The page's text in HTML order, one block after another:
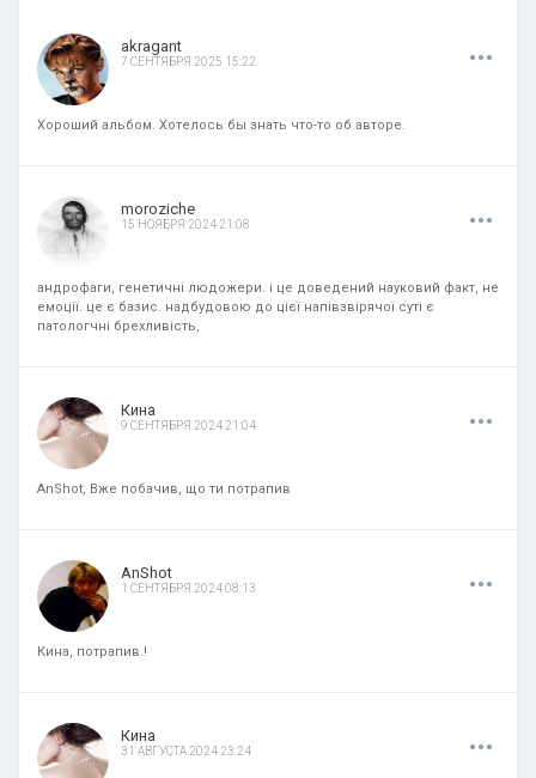
akragant
7 СЕНТЯБРЯ 2025 15:22 ...
Хороший альбом. Хотелось бы знать что-то об авторе.
moroziche
15 НОЯБРЯ 2024 21:08 ...
андрофаги, генетичні людожери. і це доведений науковий факт, не
емоції. це є базис. надбудовою до цієї напівзвірячої суті є
патологчні брехливість,
Кина
9 СЕНТЯБРЯ 2024 21:04 ...
AnShot, Вже побачив, що ти потрапив
AnShot
1 СЕНТЯБРЯ 2024 08:13 ...
Кина, потрапив.!
Кина
31 АВГУСТА 2024 23:24 ...